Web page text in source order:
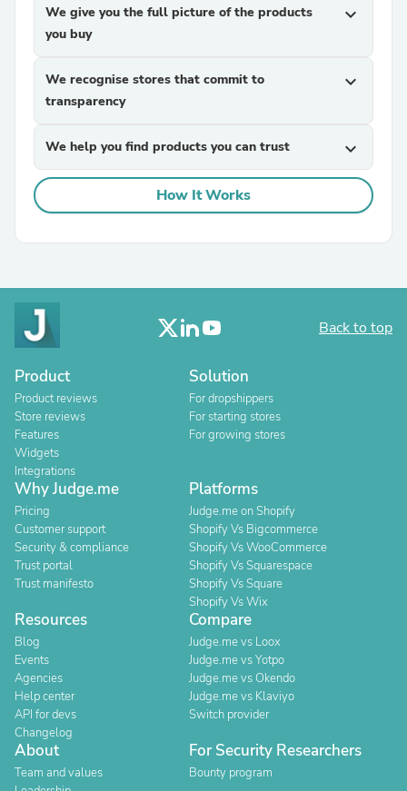
We give you the full picture of the products
you buy
expand_more
We recognise stores that commit to
transparency
expand_more
We help you find products you can trust expand_more
How It Works
Back to top
Product
Product reviews
Store reviews
Features
Widgets
Integrations
Solution
For dropshippers
For starting stores
For growing stores
Why Judge.me
Pricing
Customer support
Security & compliance
Trust portal
Trust manifesto
Platforms
Judge.me on Shopify
Shopify Vs Bigcommerce
Shopify Vs WooCommerce
Shopify Vs Squarespace
Shopify Vs Square
Shopify Vs Wix
Resources
Blog
Events
Agencies
Help center
API for devs
Changelog
Compare
Judge.me vs Loox
Judge.me vs Yotpo
Judge.me vs Okendo
Judge.me vs Klaviyo
Switch provider
About
Team and values
For Security Researchers
Bounty program